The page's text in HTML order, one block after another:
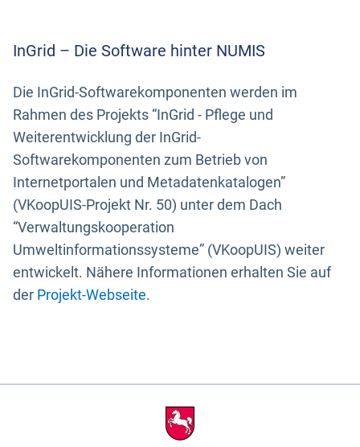
InGrid – Die Software hinter NUMIS
Die InGrid-Softwarekomponenten werden im
Rahmen des Projekts “InGrid - Pflege und
Weiterentwicklung der InGrid-
Softwarekomponenten zum Betrieb von
Internetportalen und Metadatenkatalogen”
(VKoopUIS-Projekt Nr. 50) unter dem Dach
“Verwaltungskooperation
Umweltinformationssysteme” (VKoopUIS) weiter
entwickelt. Nähere Informationen erhalten Sie auf
der Projekt-Webseite.